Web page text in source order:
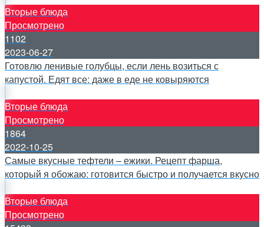
Вторые блюда
Просмотрено
1102
2023-06-27
Готовлю ленивые голубцы, если лень возиться с
капустой. Едят все: даже в еде не ковыряются
Вторые блюда
Просмотрено
1864
2022-10-25
Самые вкусные тефтели – ежики. Рецепт фарша,
который я обожаю: готовится быстро и получается вкусно
Вторые блюда
Просмотрено